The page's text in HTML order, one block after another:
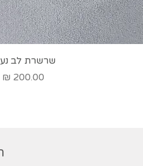
תצוגה מהירה
שרשרת לב
מחיר